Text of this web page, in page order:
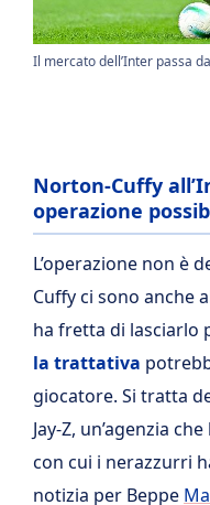
Il mercato dell’Inter passa
Norton-Cuffy
operazione
L’operazione non è
Cuffy ci sono anche
ha fretta di lasciarlo
la trattativa
giocatore. Si tratta
Jay-Z, un’agenzia
con cui i nerazzurri
notizia per Beppe